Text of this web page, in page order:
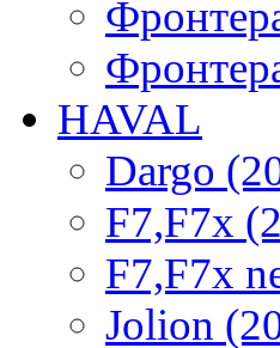
HAVAL
Dargo
F7,F7x
F7,F7x
Jolion